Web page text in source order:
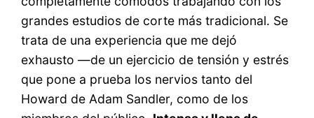
grandes estudios de corte más tradicional. Se
trata de una experiencia que me dejó
exhausto —de un ejercicio de tensión y estrés
que pone a prueba los nervios tanto del
Howard de Adam Sandler, como de los